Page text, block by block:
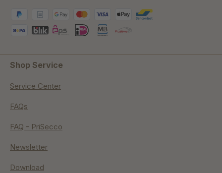
Shop Service
Service Center
FAQs
FAQ - PriSecco
Newsletter
Download